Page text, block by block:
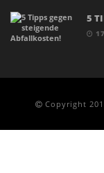
5
Copyright